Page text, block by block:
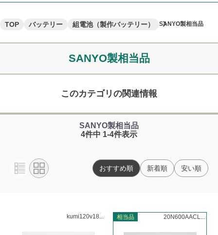
TOP バッテリー 組電池（製作バッテリー） SANYO製相当品
SANYO製相当品
このカテゴリの関連情報
SANYO製相当品
4件中 1-4件表示
おすすめ順 新着順 安い順
kumi120v18... 相当品 20N600AACL...